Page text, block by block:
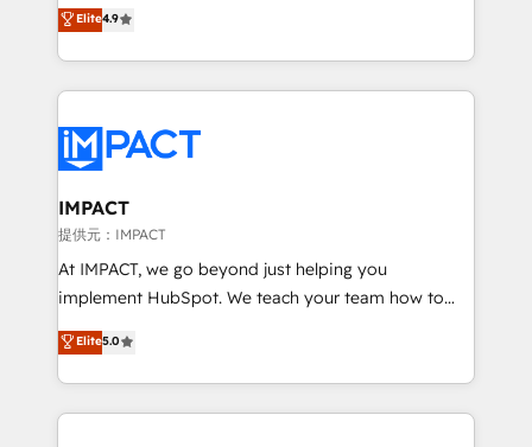
team of 100+ experts is ready for you! Driving digital
growth | www.brightdigital.com
1️⃣ Set Up | Onboarding New or Check-fixing existing
HubSpot portals 2️⃣ Scale Up | 100% HubSpot Task
Execution... Global 24/7 ... All Experts 3️⃣ Integrate |
Slash months from your API Integration project... ⬅️
Click "Contact Business" ⬅️ to access 150+ Kickstart
Integration templates that put HubSpot in the center
of your tech stack, syncing... 🛍️ Shopify or
WooCommerce 💲 Stripe or Paypal 💰 Sage or
Netsuite 🤖 Google or Microsoft ✍️ DocuSign or
the rare Advanced "Custom Integrations"
Accreditation, securely sync data across... 🔄 any
Elite4.9
IMPACT
提供元：IMPACT
At IMPACT, we go beyond just helping you
implement HubSpot. We teach your team how to
master it. As the creators of the Endless Customers
System™ (the next evolution of They Ask, You
Answer), we’re the only HubSpot partner built
entirely around coaching and training. That means
Elite5.0